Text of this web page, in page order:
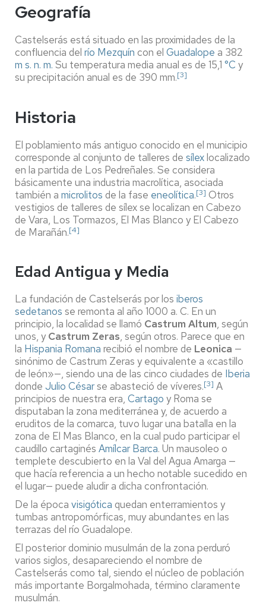
Geografía
Castelserás está situado en las proximidades de la
confluencia del río Mezquín con el Guadalope a 382
m s. n. m. Su temperatura media anual es de 15,1 °C y
su precipitación anual es de 390 mm.[3]
Historia
El poblamiento más antiguo conocido en el municipio
corresponde al conjunto de talleres de sílexlocalizado
en la partida de Los Pedreñales. Se considera
básicamente una industria macrolítica, asociada
también a microlitos de la fase eneolítica.[3] ​ Otros
vestigios de talleres de sílex se localizan en Cabezo
de Vara, Los Tormazos, El Mas Blanco y El Cabezo
de Marañán.[4]
Edad Antigua y Media
La fundación de Castelserás por los iberos
sedetanos se remonta al año 1000 a. C. En un
principio, la localidad se llamó Castrum Altum, según
unos, y Castrum Zeras, según otros. Parece que en
la Hispania Romana recibió el nombre de Leonica —
sinónimo de Castrum Zeras y equivalente a «castillo
de león»—, siendo una de las cinco ciudades de Iberia
donde Julio Césarse abasteció de víveres.[3] ​ A
principios de nuestra era, Cartago y Roma se
disputaban la zona mediterránea y, de acuerdo a
eruditos de la comarca, tuvo lugar una batalla en la
zona de El Mas Blanco, en la cual pudo participar el
caudillo cartaginés Amílcar Barca. Un mausoleo o
templete descubierto en la Val del Agua Amarga —
que hacía referencia a un hecho notable sucedido en
el lugar— puede aludir a dicha confrontación.
De la época visigótica quedan enterramientos y
tumbas antropomórficas, muy abundantes en las
terrazas del río Guadalope.
El posterior dominio musulmán de la zona perduró
varios siglos, desapareciendo el nombre de
Castelserás como tal, siendo el núcleo de población
más importante Borgalmohada, término claramente
musulmán.